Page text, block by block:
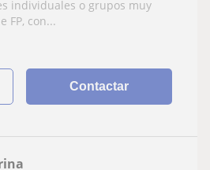
individuales o grupos muy
FP, con...
Contactar